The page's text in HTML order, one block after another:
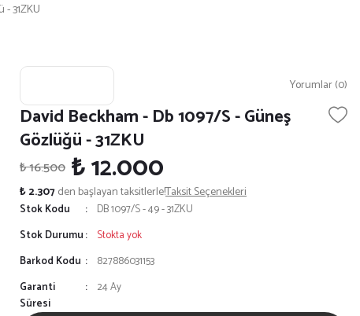
31ZKU
Yorumlar (0)
David Beckham - Db 1097/S - Güneş
Gözlüğü - 31ZKU
₺ 16.500 ₺ 12.000
₺ 2.307den başlayan taksitlerle!Taksit Seçenekleri
Stok Kodu
DB 1097/S - 49 - 31ZKU
Stok Durumu
Stokta yok
Barkod Kodu
827886031153
Garanti
Süresi
24 Ay